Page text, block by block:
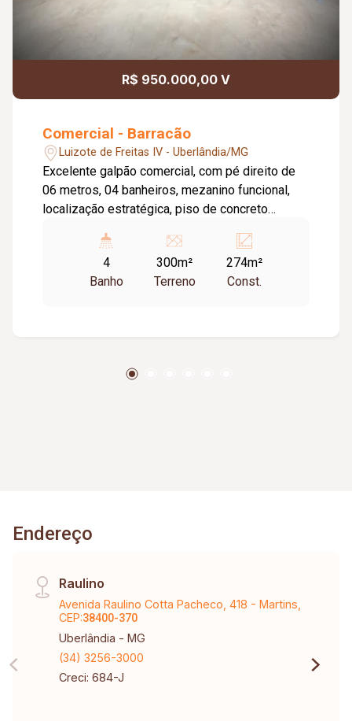
R$ 950.000,00 V
Comercial - Barracão
Luizote de Freitas IV - Uberlândia/MG
Excelente galpão comercial, com pé direito de
06 metros, 04 banheiros, mezanino funcional,
localização estratégica, piso de concreto
4
Banho
300m²
Terreno
274m²
Const.
Endereço
Raulino
Avenida Raulino Cotta Pacheco, 418 - Martins,
CEP:38400-370
Uberlândia - MG
(34) 3256-3000
Creci: 684-J